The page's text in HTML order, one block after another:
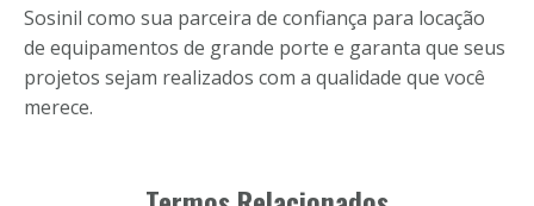
Sosinil como sua parceira de confiança para locação
de equipamentos de grande porte e garanta que seus
projetos sejam realizados com a qualidade que você
merece.